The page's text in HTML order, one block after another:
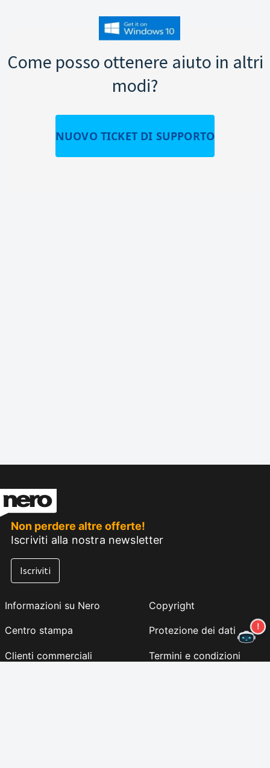
Come posso ottenere aiuto in altri
modi?
NUOVO TICKET DI SUPPORTO
Non perdere altre offerte!
Iscriviti alla nostra newsletter
Iscriviti
Informazioni su Nero
Centro stampa
Clienti commerciali
Copyright
Protezione dei dati
Termini e condizioni